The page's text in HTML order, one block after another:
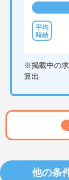
※掲載中の
算出
他の条